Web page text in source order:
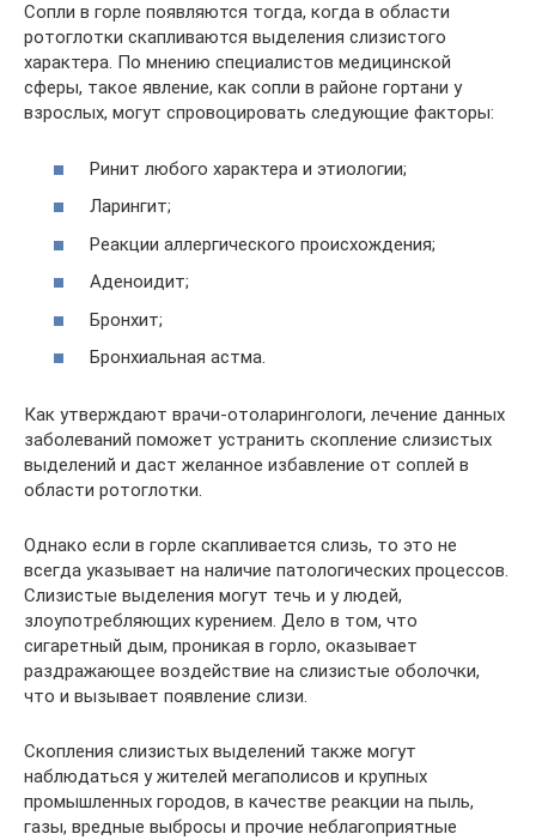
Сопли в горле появляются тогда, когда в области
ротоглотки скапливаются выделения слизистого
характера. По мнению специалистов медицинской
сферы, такое явление, как сопли в районе гортани у
взрослых, могут спровоцировать следующие факторы:
Ринит любого характера и этиологии;
Ларингит;
Реакции аллергического происхождения;
Аденоидит;
Бронхит;
Бронхиальная астма.
Как утверждают врачи-отоларингологи, лечение данных
заболеваний поможет устранить скопление слизистых
выделений и даст желанное избавление от соплей в
области ротоглотки.
Однако если в горле скапливается слизь, то это не
всегда указывает на наличие патологических процессов.
Слизистые выделения могут течь и у людей,
злоупотребляющих курением. Дело в том, что
сигаретный дым, проникая в горло, оказывает
раздражающее воздействие на слизистые оболочки,
что и вызывает появление слизи.
Скопления слизистых выделений также могут
наблюдаться у жителей мегаполисов и крупных
промышленных городов, в качестве реакции на пыль,
газы, вредные выбросы и прочие неблагоприятные